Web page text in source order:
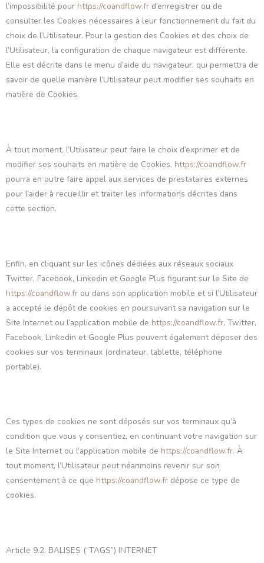
l’impossibilité pour https://coandflow.fr d’enregistrer ou de
consulter les Cookies nécessaires à leur fonctionnement du fait du
choix de l’Utilisateur. Pour la gestion des Cookies et des choix de
l’Utilisateur, la configuration de chaque navigateur est différente.
Elle est décrite dans le menu d’aide du navigateur, qui permettra de
savoir de quelle manière l’Utilisateur peut modifier ses souhaits en
matière de Cookies.
À tout moment, l’Utilisateur peut faire le choix d’exprimer et de
modifier ses souhaits en matière de Cookies. https://coandflow.fr
pourra en outre faire appel aux services de prestataires externes
pour l’aider à recueillir et traiter les informations décrites dans
cette section.
Enfin, en cliquant sur les icônes dédiées aux réseaux sociaux
Twitter, Facebook, Linkedin et Google Plus figurant sur le Site de
https://coandflow.fr ou dans son application mobile et si l’Utilisateur
a accepté le dépôt de cookies en poursuivant sa navigation sur le
Site Internet ou l’application mobile de https://coandflow.fr, Twitter,
Facebook, Linkedin et Google Plus peuvent également déposer des
cookies sur vos terminaux (ordinateur, tablette, téléphone
portable).
Ces types de cookies ne sont déposés sur vos terminaux qu’à
condition que vous y consentiez, en continuant votre navigation sur
le Site Internet ou l’application mobile de https://coandflow.fr. À
tout moment, l’Utilisateur peut néanmoins revenir sur son
consentement à ce que https://coandflow.fr dépose ce type de
cookies.
Article 9.2. BALISES (“TAGS”) INTERNET